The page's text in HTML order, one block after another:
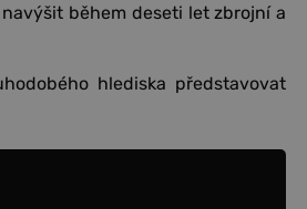
během deseti let zbrojní a
hlediska představovat